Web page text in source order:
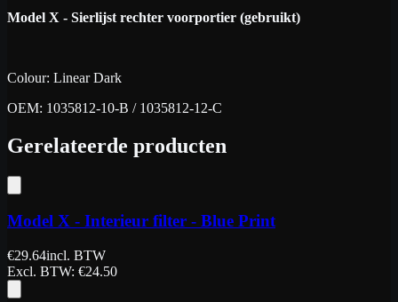
Model X - Sierlijst rechter voorportier (gebruikt)
Colour: Linear Dark
OEM: 1035812-10-B / 1035812-12-C
Gerelateerde producten
Model X - Interieur filter - Blue Print
€29.64incl. BTW
Excl. BTW: €24.50